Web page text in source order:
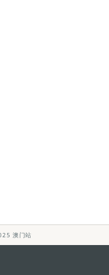
澳门站